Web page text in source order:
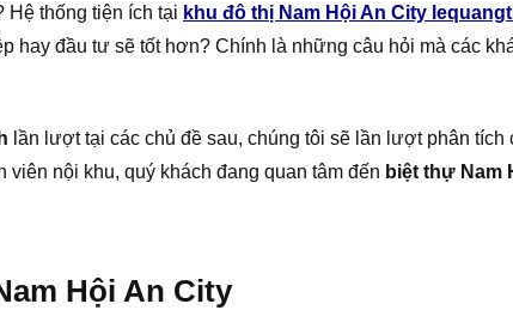
Hệ thống tiện ích tại khu đô thị Nam Hội An City
hay đầu tư sẽ tốt hơn? Chính là những câu hỏi mà các
lần lượt tại các chủ đề sau, chúng tôi sẽ lần lượt phân
viên nội khu, quý khách đang quan tâm đến biệt thự Nam
Hội An City